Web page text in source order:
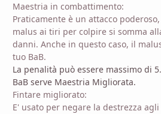
Maestria in combattimento:
Praticamente è un attacco
malus ai tiri per colpire si somma
danni. Anche in questo caso, il
tuo BaB.
La penalità può essere massimo di
BaB serve Maestria Migliorata.
Fintare migliorato:
E' usato per negare la destrezza